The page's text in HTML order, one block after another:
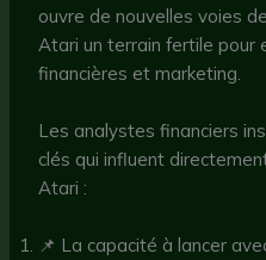
ouvre de nouvelles voies
Atari un terrain fertile pour
financières et marketing.
Les analystes financiers
clés qui influent
Atari :
📌 La capacité à lancer